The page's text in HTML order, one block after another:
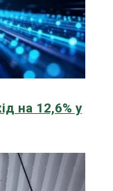
на 12,6% у